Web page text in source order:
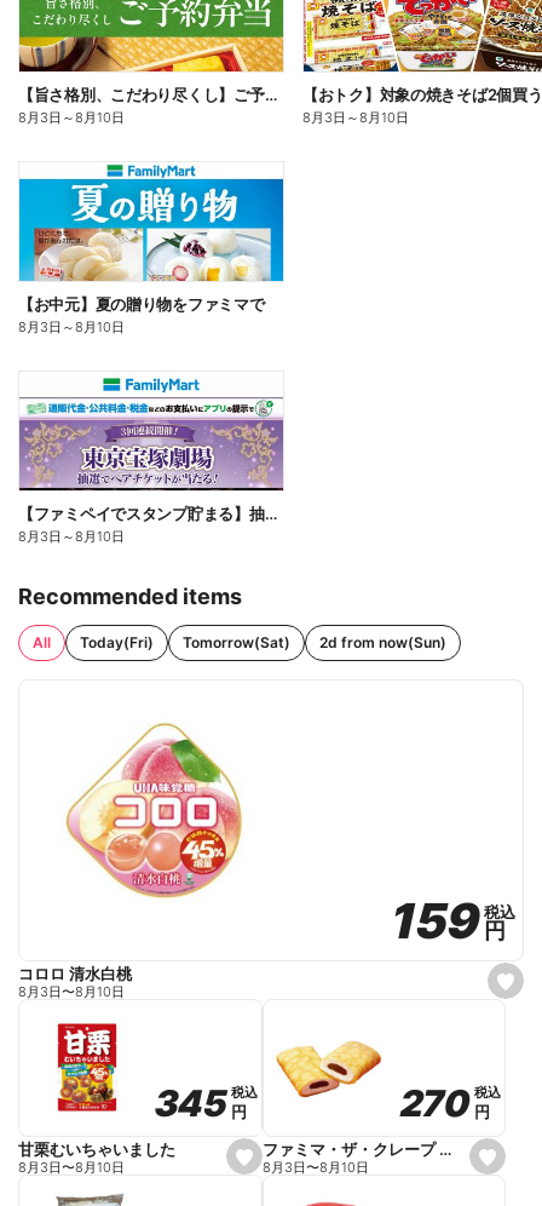
【旨さ格別、こだわり尽くし】ご予約弁当
8月3日 ～8月10日 8月3日 ～8月10日
【お中元】夏の贈り物をファミマで
8月3日 ～8月10日
【ファミペイでスタンプ貯まる】抽選でペアチケットが当たる!
8月3日 ～8月10日
Recommended items
All Today(Fri) Tomorrow(Sat) 2d from now(Sun)
s
e
159
159税込
税込
円
円
コロロ 清水白桃
8月3日〜8月10日
s
e
345
345税込
税込
円
円
甘栗むいちゃいました
8月3日〜8月10日
s
e
270
270 税込
税込
円
円
ファミマ・ザ・クレープ 生チョコ
8月3日〜8月10日